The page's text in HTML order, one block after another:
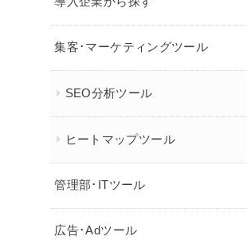
集客･マーケティングツール
SEO分析ツール
ヒートマップツール
管理部･ITツール
広告･Adツール